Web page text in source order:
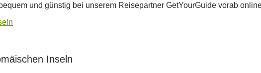
und günstig bei unserem Reisepartner GetYourGuide vorab
Inseln